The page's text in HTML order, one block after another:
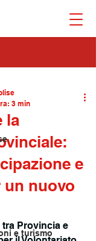
e turismo
la
e
un nuovo
3 min
tra Provincia e